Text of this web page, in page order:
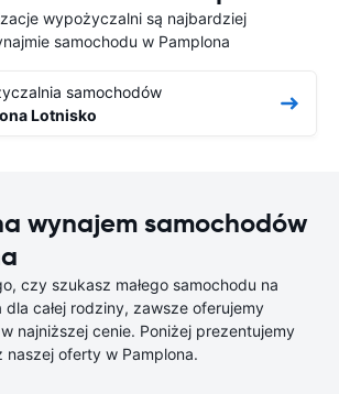
wypożyczalni są najbardziej
samochodu w Pamplona
samochodów
Lotnisko
wynajem samochodów
czy szukasz małego samochodu na
całej rodziny, zawsze oferujemy
najniższej cenie. Poniżej prezentujemy
naszej oferty w Pamplona.